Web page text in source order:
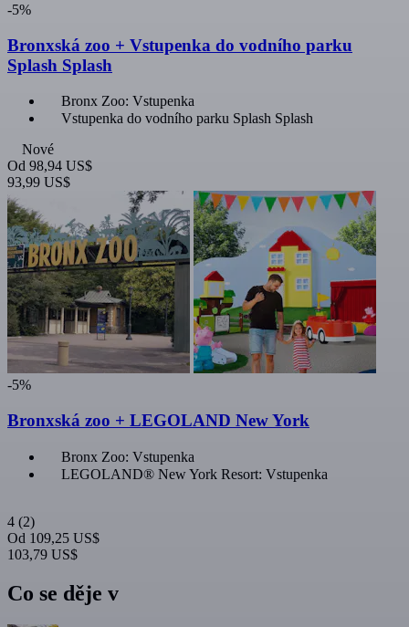
-5%
Bronxská zoo + Vstupenka do vodního parku
Splash Splash
Bronx Zoo: Vstupenka
Vstupenka do vodního parku Splash Splash
Nové
Od 98,94 US$
93,99 US$
-5%
Bronxská zoo + LEGOLAND New York
Bronx Zoo: Vstupenka
LEGOLAND® New York Resort: Vstupenka
4 (2)
Od 109,25 US$
103,79 US$
Co se děje v